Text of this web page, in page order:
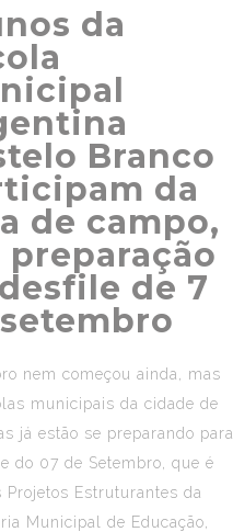
da
Branco
da
de campo,
preparação
de 7
nem começou ainda, mas
municipais da cidade de
já estão se preparando para
do 07 de Setembro, que é
Projetos Estruturantes da
Municipal de Educação,